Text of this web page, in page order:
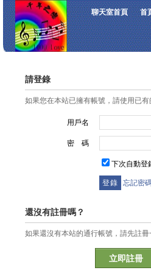
聊天室首頁 首
請登錄
如果您在本站已擁有帳號，請使用已
用戶名
密 碼
下次自動登
忘記密
還沒有註冊嗎？
如果還沒有本站的通行帳號，請先註冊
立即註冊